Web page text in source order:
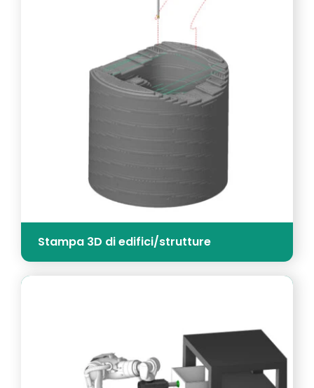
Stampa 3D di edifici/strutture